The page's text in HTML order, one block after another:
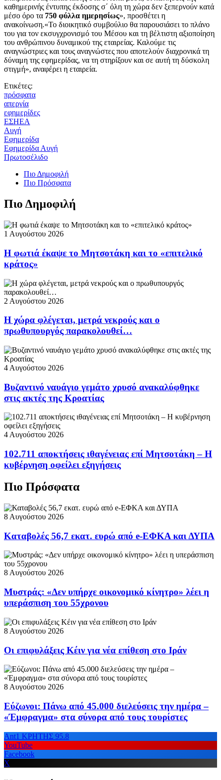
καθημερινής έντυπης έκδοσης σ΄ όλη τη χώρα δεν ξεπερνούν κατά
μέσο όρο τα 750 φύλλα ημερησίως», προσθέτει η
ανακοίνωση.«Το διοικητικό συμβούλιο θα παρουσιάσει το πλάνο
του για τον εκσυγχρονισμό του Μέσου και τη βέλτιστη αξιοποίηση
του ανθρώπινου δυναμικού της εταιρείας. Καλούμε τις
αναγνώστριες και τους αναγνώστες που αποτελούν διαχρονικά τη
δύναμη της εφημερίδας, να τη στηρίξουν και σε αυτή τη δύσκολη
στιγμή», αναφέρει η εταιρεία.
Ετικέτες:
πρόσφατα
απεργία
εφημερίδες
ΕΣΗΕΑ
Αυγή
Εφημερίδα
Εφημερίδα Αυγή
Πρωτοσέλιδο
Πιο Δημοφιλή
Πιο Πρόσφατα
Πιο Δημοφιλή
1 Αυγούστου 2026
Η φωτιά έκαψε το Μητσοτάκη και το «επιτελικό
κράτος»
2 Αυγούστου 2026
Η χώρα φλέγεται, μετρά νεκρούς και ο
πρωθυπουργός παρακολουθεί…
4 Αυγούστου 2026
Βυζαντινό ναυάγιο γεμάτο χρυσό ανακαλύφθηκε
στις ακτές της Κροατίας
4 Αυγούστου 2026
102.711 αποκτήσεις ιθαγένειας επί Μητσοτάκη – Η
κυβέρνηση οφείλει εξηγήσεις
Πιο Πρόσφατα
8 Αυγούστου 2026
Καταβολές 56,7 εκατ. ευρώ από e-ΕΦΚΑ και ΔΥΠΑ
8 Αυγούστου 2026
Μυστράς: «Δεν υπήρχε οικονομικό κίνητρο» λέει η
υπεράσπιση του 55χρονου
8 Αυγούστου 2026
Οι επιφυλάξεις Κέιν για νέα επίθεση στο Ιράν
8 Αυγούστου 2026
Εύζωνοι: Πάνω από 45.000 διελεύσεις την ημέρα –
«Έμφραγμα» στα σύνορα από τους τουρίστες
Ant1 ΚΡΗΤΗΣ 95.8
YouTube
Facebook
X